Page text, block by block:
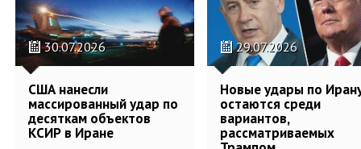
30.07.2026
США нанесли
массированный удар по
десяткам объектов
КСИР в Иране
29.07.2026
Новые удары по
остаются среди
вариантов,
рассматриваемых